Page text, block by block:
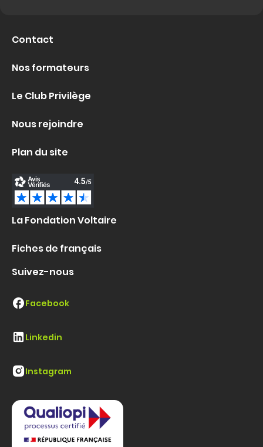
Contact
Nos formateurs
Le Club Privilège
Nous rejoindre
Plan du site
La Fondation Voltaire
Fiches de français
Suivez-nous
Facebook
Linkedin
Instagram